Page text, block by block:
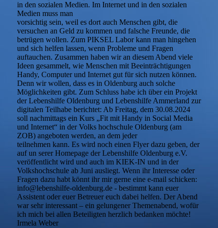
in den sozialen Medien. Im Internet und in den sozialen
Medien muss man
vorsichtig sein, weil es dort auch Menschen gibt, die
versuchen an Geld zu kommen und falsche Freunde, die
betrügen wollen. Zum PIKSEL Labor kann man hingehen
und sich helfen lassen, wenn Probleme und Fragen
auftauchen. Zusammen haben wir an diesem Abend viele
Ideen gesammelt, wie Menschen mit Beeinträchtigungen
Handy, Computer und Internet gut für sich nutzen können.
Denn wir wollen, dass es in Oldenburg auch solche
Möglichkeiten gibt. Zum Schluss habe ich über ein Projekt
der Lebenshilfe Oldenburg und Lebenshilfe Ammerland zur
digitalen Teilhabe berichtet: Ab Freitag, dem 30.08.2024
soll nachmittags ein Kurs „Fit mit Handy in Social Media
und Internet“ in der Volks hochschule Oldenburg (am
ZOB) angeboten werden, an dem jeder
teilnehmen kann. Es wird noch einen Flyer dazu geben, der
auf un serer Homepage der Lebenshilfe Oldenburg e.V.
veröffentlicht wird und auch im KIEK-IN und in der
Volkshochschule ab Juni ausliegt. Wenn ihr Interesse oder
Fragen dazu habt könnt ihr mir gerne eine e-mail schicken:
info@lebenshilfe-oldenburg.de - bestimmt kann euer
Assistent oder euer Betreuer euch dabei helfen. Der Abend
war sehr interessant – ein gelungener Themenabend, wofür
ich mich bei allen Beteiligten herzlich bedanken möchte!
Irmela Weber